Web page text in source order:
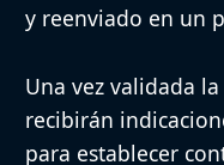
y reenviado en un
Una vez validada
recibirán
para establecer